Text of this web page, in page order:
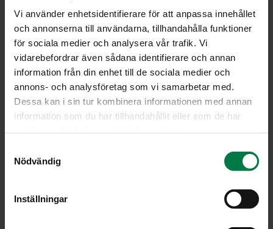
Vi använder enhetsidentifierare för att anpassa innehållet
och annonserna till användarna, tillhandahålla funktioner
för sociala medier och analysera vår trafik. Vi
vidarebefordrar även sådana identifierare och annan
information från din enhet till de sociala medier och
annons- och analysföretag som vi samarbetar med.
Dessa kan i sin tur kombinera informationen med annan
information som du har tillhandahållit eller som de har
Nödvändig
Inställningar
Pe­ru­na1 iso